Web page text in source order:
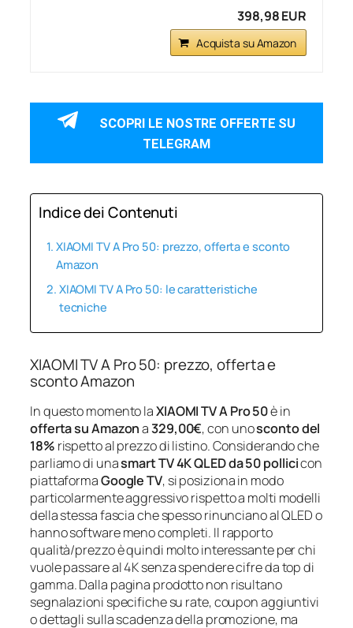
398,98 EUR
Acquista su Amazon
SCOPRI LE NOSTRE OFFERTE SU
TELEGRAM
Indice dei Contenuti
XIAOMI TV A Pro 50: prezzo, offerta e sconto
Amazon
XIAOMI TV A Pro 50: le caratteristiche
tecniche
XIAOMI TV A Pro 50: prezzo, offerta e
sconto Amazon
In questo momento laXIAOMI TV A Pro 50è in
offerta su Amazona329,00€, con unosconto del
18% rispetto al prezzo di listino. Considerando che
parliamo di unasmart TV 4K QLED da 50 pollicicon
piattaformaGoogle TV, si posiziona in modo
particolarmente aggressivo rispetto a molti modelli
della stessa fascia che spesso rinunciano al QLED o
hanno software meno completi. Il rapporto
qualità/prezzo è quindi molto interessante per chi
vuole passare al 4K senza spendere cifre da top di
gamma. Dalla pagina prodotto non risultano
segnalazioni specifiche su rate, coupon aggiuntivi
o dettagli sulla scadenza della promozione, ma